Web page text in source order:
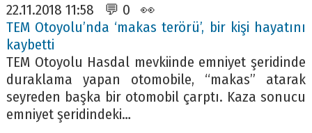
22.11.2018 11:58 💬 0 👀
TEM Otoyolu’nda ‘makas terörü’, bir kişi hayatını
kaybetti
TEM Otoyolu Hasdal mevkiinde emniyet şeridinde
duraklama yapan otomobile, “makas” atarak
seyreden başka bir otomobil çarptı. Kaza sonucu
emniyet şeridindeki…